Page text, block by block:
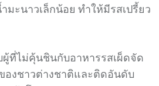
มะนาวเล็กน้อย ทำให้มีรสเปรี้ยว
ผู้ที่ไม่คุ้นชินกับอาหารรสเผ็ดจัด
องชาวต่างชาติและติดอันดับ